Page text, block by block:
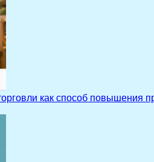
как способ повышения